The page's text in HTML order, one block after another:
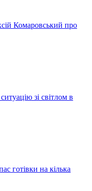
Комаровський про
зі світлом в
готівки на кілька